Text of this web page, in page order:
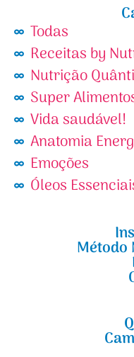
Todas
Receitas by
Nutrição
Super
Vida saudável!
Anatomia
Emoções
Óleos